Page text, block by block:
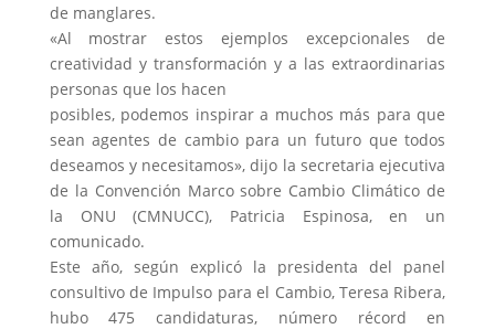
de manglares.
«Al mostrar estos ejemplos excepcionales de
creatividad y transformación y a las extraordinarias
personas que los hacen
posibles, podemos inspirar a muchos más para que
sean agentes de cambio para un futuro que todos
deseamos y necesitamos», dijo la secretaria ejecutiva
de la Convención Marco sobre Cambio Climático de
la ONU (CMNUCC), Patricia Espinosa, en un
comunicado.
Este año, según explicó la presidenta del panel
consultivo de Impulso para el Cambio, Teresa Ribera,
hubo 475 candidaturas, número récord en